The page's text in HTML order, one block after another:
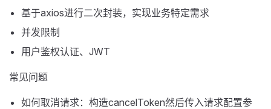
基于axios进行二次封装，实现业务特定需求
并发限制
用户鉴权认证、JWT
常见问题
如何取消请求：构造cancelToken然后传入请求配置参